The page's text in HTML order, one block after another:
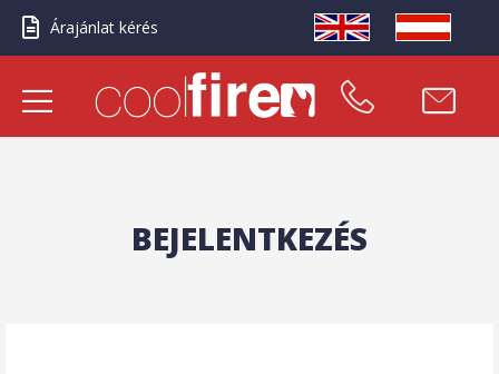
Árajánlat kérés
BEJELENTKEZÉS